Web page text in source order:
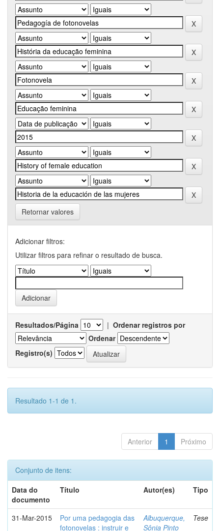
Retornar valores
Adicionar filtros:
Utilizar filtros para refinar o resultado de busca.
Resultados/Página | Ordenar registros por
Ordenar
Registro(s)
Resultado 1-1 de 1.
Anterior 1 Próximo
Conjunto de itens:
Data do
documento
Título Autor(es) Tipo
31-Mar-2015
Por uma pedagogia das
fotonovelas : instruir e
Albuquerque,
Sônia Pinto
Tese